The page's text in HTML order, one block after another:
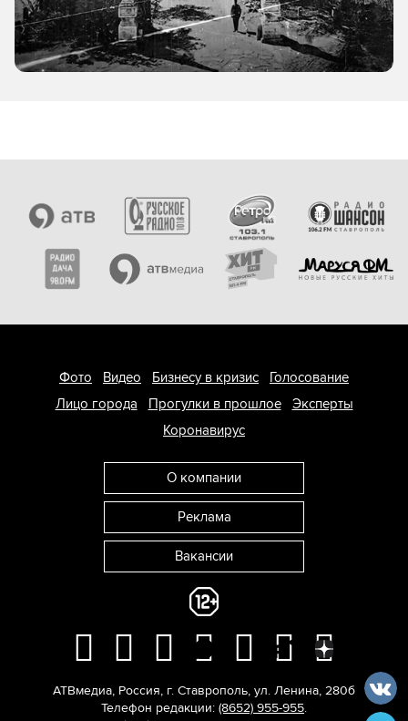
Фото Видео Бизнесу в кризис
Голосование
Лицо города
Прогулки в прошлое
Эксперты
Коронавирус
О компании
Реклама
Вакансии
АТВмедиа, Россия, г. Ставрополь, ул. Ленина, 280б
Телефон редакции: (8652) 955-955.